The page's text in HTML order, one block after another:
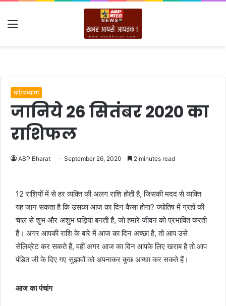
Menu
धर्म/अध्यात्म
जानिये 26 सितंबर 2020 का
राशिफल
ABP Bharat September 26, 2020 2 minutes read
12 राशियों में से हर व्यक्ति की अलग राशि होती है, जिसकी मदद से व्यक्ति
यह जान सकता है कि उसका आज का दिन कैसा होगा? ज्योतिष में ग्रहों की
चाल से शुभ और अशुभ घड़ियां बनती हैं, जो हमारे जीवन को प्रभावित करती
हैं। अगर आपकी राशि के बारे में आज का दिन अच्छा है, तो आप उसे
सेलिब्रेट कर सकते हैं, वहीं अगर आज का दिन आपके लिए खराब है तो आप
पंडित जी के दिए गए सुझावों को अपनाकर कुछ अच्छा कर सकते हैं।
आज का पंचांग